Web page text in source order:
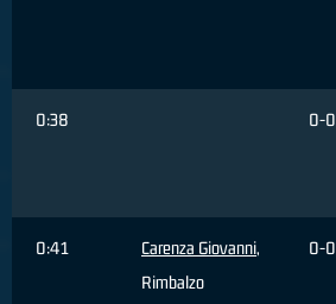
0:38 0-0
0:41 Carenza Giovanni,
Rimbalzo
0-0